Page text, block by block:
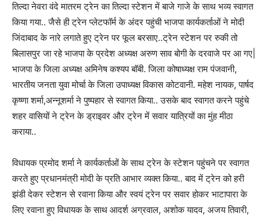
तिल्दा नेवरा वंदे मातरम ट्रेन का तिल्दा स्टेशन में बाजे गाजे के साथ भव्य स्वागत
किया गया.. जैसे ही ट्रेन प्लेटफॉर्म के अंदर पहुंची भाजपा कार्यकर्ताओं ने मोदी
जिंदाबाद के नारे लगाते हुए ट्रेन पर फूल बरसाए..ट्रेन स्टेशन पर रुकी तो
बिलासपुर जा रहे भाजपा के प्रदेश अध्यक्ष अरुण साव बोगी के दरवाजे पर आ गए|
भाजपा के जिला अध्यक्ष अमिनेष कश्यप बॉबी. जिला कोषाध्यक्ष राम पंजवानी,
भारतीय जनता युवा मोर्चा के जिला उपाध्यक्ष विकास कोटवानी. महेश नायक, पार्षद
कृष्णा शर्मा,अन्नूशर्मा ने पुष्पहार से स्वागत किया.. उसके बाद स्वागत करने पहुंचे
शहर वासियों ने ट्रेन के ड्राइवर और ट्रेन में सवार यात्रियों का मुंह मीठा
कराया..
विधायक प्रमोद शर्मा ने कार्यकर्ताओं के साथ ट्रेन के स्टेशन पहुंचने पर स्वागत
करते हुए प्रधानमंत्री मोदी के प्रति आभार व्यक्त किया.. बाद में ट्रेन को हरी
झंडी देकर स्टेशन से रवाना किया और स्वयं ट्रेन पर सवार होकर भाटापारा के
लिए रवाना हुए विधायक के साथ आदर्श अग्रवाल, अशोक यादव, अजय तिवारी,